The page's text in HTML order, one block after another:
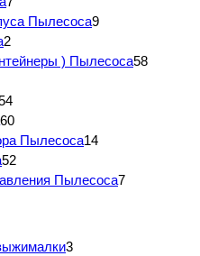
Пылесоса9
2
) Пылесоса58
60
Пылесоса14
52
Пылесоса7
3